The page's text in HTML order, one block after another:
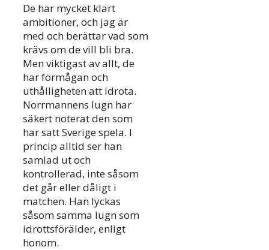
De har mycket klart
ambitioner, och jag är
med och berättar vad som
krävs om de vill bli bra.
Men viktigast av allt, de
har förmågan och
uthålligheten att idrota.
Norrmannens lugn har
säkert noterat den som
har satt Sverige spela. I
princip alltid ser han
samlad ut och
kontrollerad, inte såsom
det går eller dåligt i
matchen. Han lyckas
såsom samma lugn som
idrottsförälder, enligt
honom.